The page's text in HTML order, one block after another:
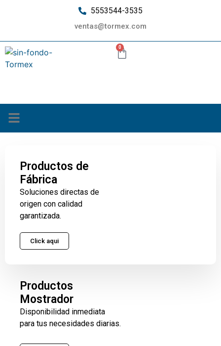
5553544-3535
ventas@tormex.com
0
Productos de
Fábrica
Soluciones directas de
origen con calidad
garantizada.
Click aqui
Productos
Mostrador
Disponibilidad inmediata
para tus necesidades diarias.